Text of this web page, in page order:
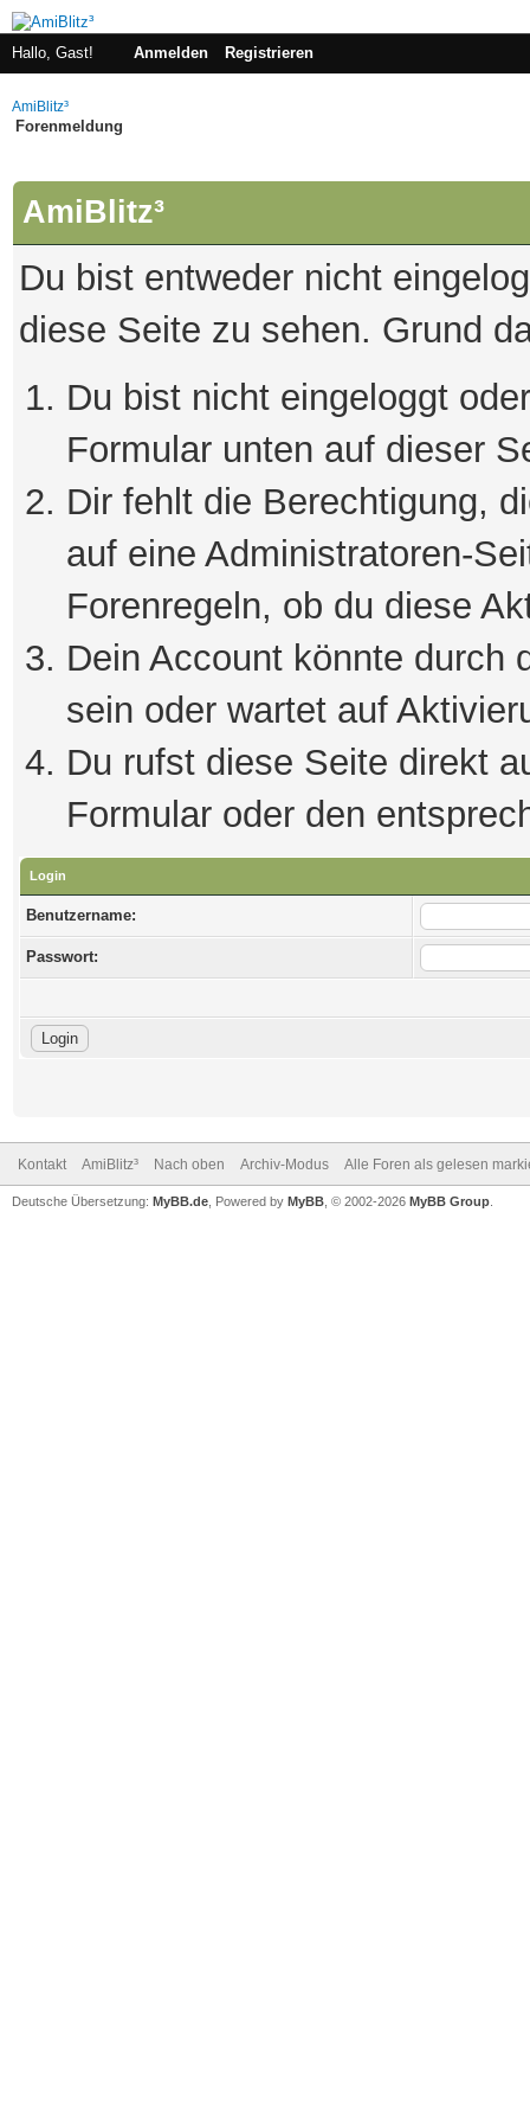
Hallo, Gast! Anmelden Registrieren
AmiBlitz³
Forenmeldung
AmiBlitz³
Du bist entweder nicht
diese Seite zu sehen. Grund
Du bist nicht eingeloggt
Formular unten auf dieser
Dir fehlt die Berechtigung,
auf eine Administratoren-
Forenregeln, ob du diese
Dein Account könnte durch
sein oder wartet auf
Du rufst diese Seite direkt
Formular oder den
Login
Benutzername:
Passwort:
Kontakt AmiBlitz³ Nach oben Archiv-Modus Alle Foren als gelesen
Deutsche Übersetzung: MyBB.de , Powered by MyBB , © 2002-2026 MyBB Group